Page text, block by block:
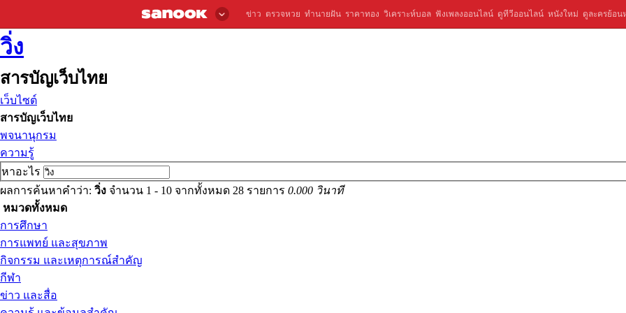
ข่าว ตรวจหวย ทำนายฝัน ราคาทอง วิเคราะห์บอล ฟังเพลงออนไลน์ ดูทีวีออนไลน์ หนังใหม่ ดูละครย้อน
วิ่ง
สารบัญเว็บไทย
เว็บไซต์
สารบัญเว็บไทย
พจนานุกรม
ความรู้
หาอะไร
ผลการค้นหาคำว่า: วิ่ง จำนวน 1 - 10 จากทั้งหมด 28 รายการ 0.000 วินาที
หมวดทั้งหมด
การศึกษา
การแพทย์ และสุขภาพ
กิจกรรม และเหตุการณ์สำคัญ
กีฬา
ข่าว และสื่อ